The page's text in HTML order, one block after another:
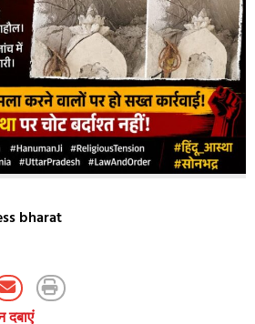
bharat
दबाएं